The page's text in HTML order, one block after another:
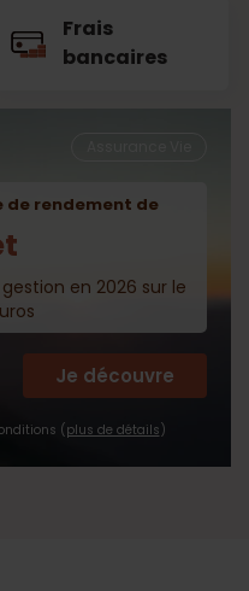
Frais
bancaires
de rendement de
en 2026 sur le
( plus de détails )
Je découvre